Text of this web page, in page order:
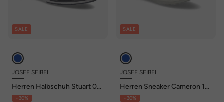
SALE
JOSEF SEIBEL
Herren Halbschuh Stuart 02,
ocean-multi
- 30%
SALE
JOSEF SEIBEL
Herren Sneaker Cameron 13,
indigo
- 30%